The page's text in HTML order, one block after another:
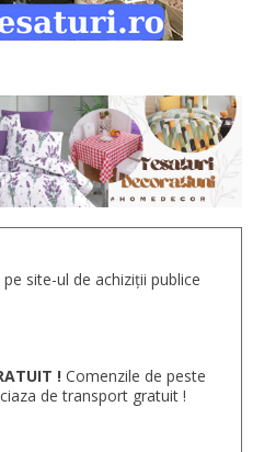
site-ul de achiziții publice
! Comenzile de peste
de transport gratuit !